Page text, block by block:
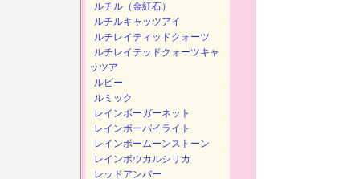
ルチル（金紅石）
ルチルキャッツアイ
ルチレイティッドクォーツ
ルチレイテッドクォーツキャ
ッツア
ルビー
ルミック
レインボーガーネット
レインボーパイライト
レインボームーンストーン
レインボウカルシリカ
レッドアンバー